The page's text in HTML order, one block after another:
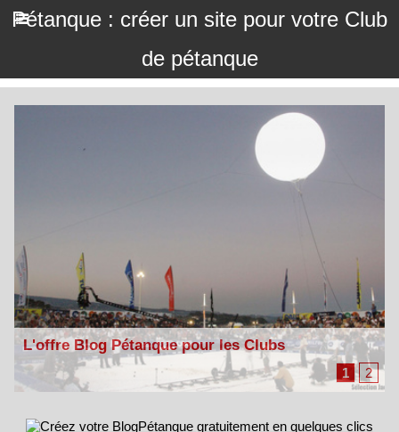
Pétanque : créer un site pour votre Club
de pétanque
L'offre Blog Pétanque pour les Clubs
1 2